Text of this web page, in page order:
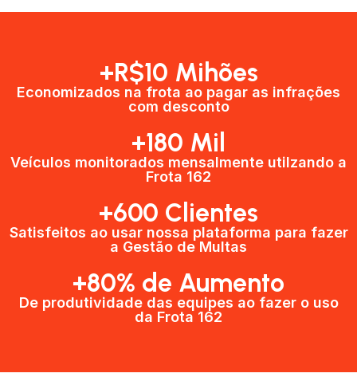
+R$10 Mihões
Economizados na frota ao pagar as infrações
com desconto
+180 Mil
Veículos monitorados mensalmente utilzando a
Frota 162
+600 Clientes​
Satisfeitos ao usar nossa plataforma para fazer
a Gestão de Multas​
+80% de Aumento
De produtividade das equipes ao fazer o uso
da Frota 162​